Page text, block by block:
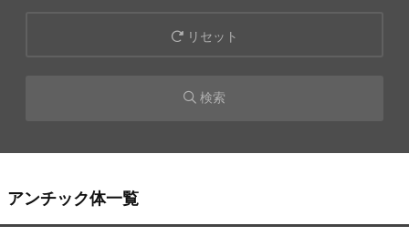
リセット
検索
アンチック体一覧